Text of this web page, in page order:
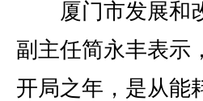
厦门市发展和
副主任简永丰表示
开局之年，是从能